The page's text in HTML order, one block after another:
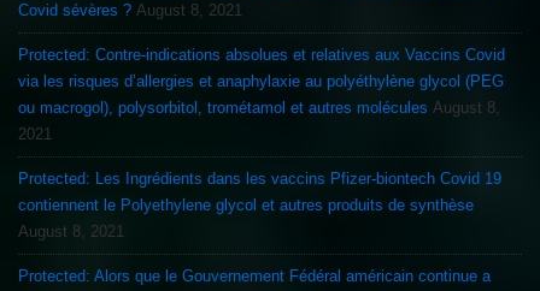
Covid sévères ? August 8, 2021
Protected: Contre-indications absolues et relatives aux Vaccins Covid
via les risques d’allergies et anaphylaxie au polyéthylène glycol (PEG
ou macrogol), polysorbitol, trométamol et autres molécules August 8,
2021
Protected: Les Ingrédients dans les vaccins Pfizer-biontech Covid 19
contiennent le Polyethylene glycol et autres produits de synthèse
August 8, 2021
Protected: Alors que le Gouvernement Fédéral américain continue a